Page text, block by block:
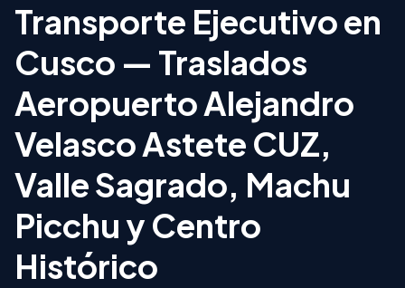
Transporte Ejecutivo en
Cusco — Traslados
Aeropuerto Alejandro
Velasco Astete CUZ,
Valle Sagrado, Machu
Picchu y Centro
Histórico